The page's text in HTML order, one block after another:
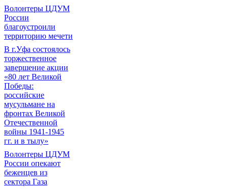
Волонтеры ЦДУМ
России
благоустроили
территорию мечети
В г.Уфа состоялось
торжественное
завершение акции
«80 лет Великой
Победы:
российские
мусульмане на
фронтах Великой
Отечественной
войны 1941-1945
гг. и в тылу»
Волонтеры ЦДУМ
России опекают
беженцев из
сектора Газа